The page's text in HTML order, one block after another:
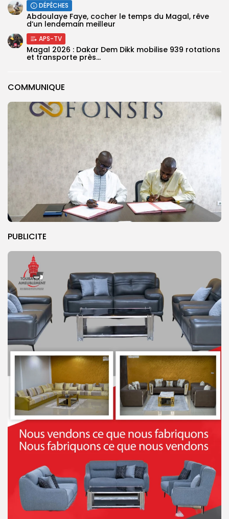
COMMUNIQUE
PUBLICITE
DÉPÊCHES
Abdoulaye Faye, cocher le temps du Magal, rêve
d’un lendemain meilleur
APS-TV
Magal 2026 : Dakar Dem Dikk mobilise 939 rotations
et transporte près...